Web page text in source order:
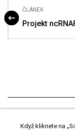
ČLÁNEK
Projekt
Když kliknete na